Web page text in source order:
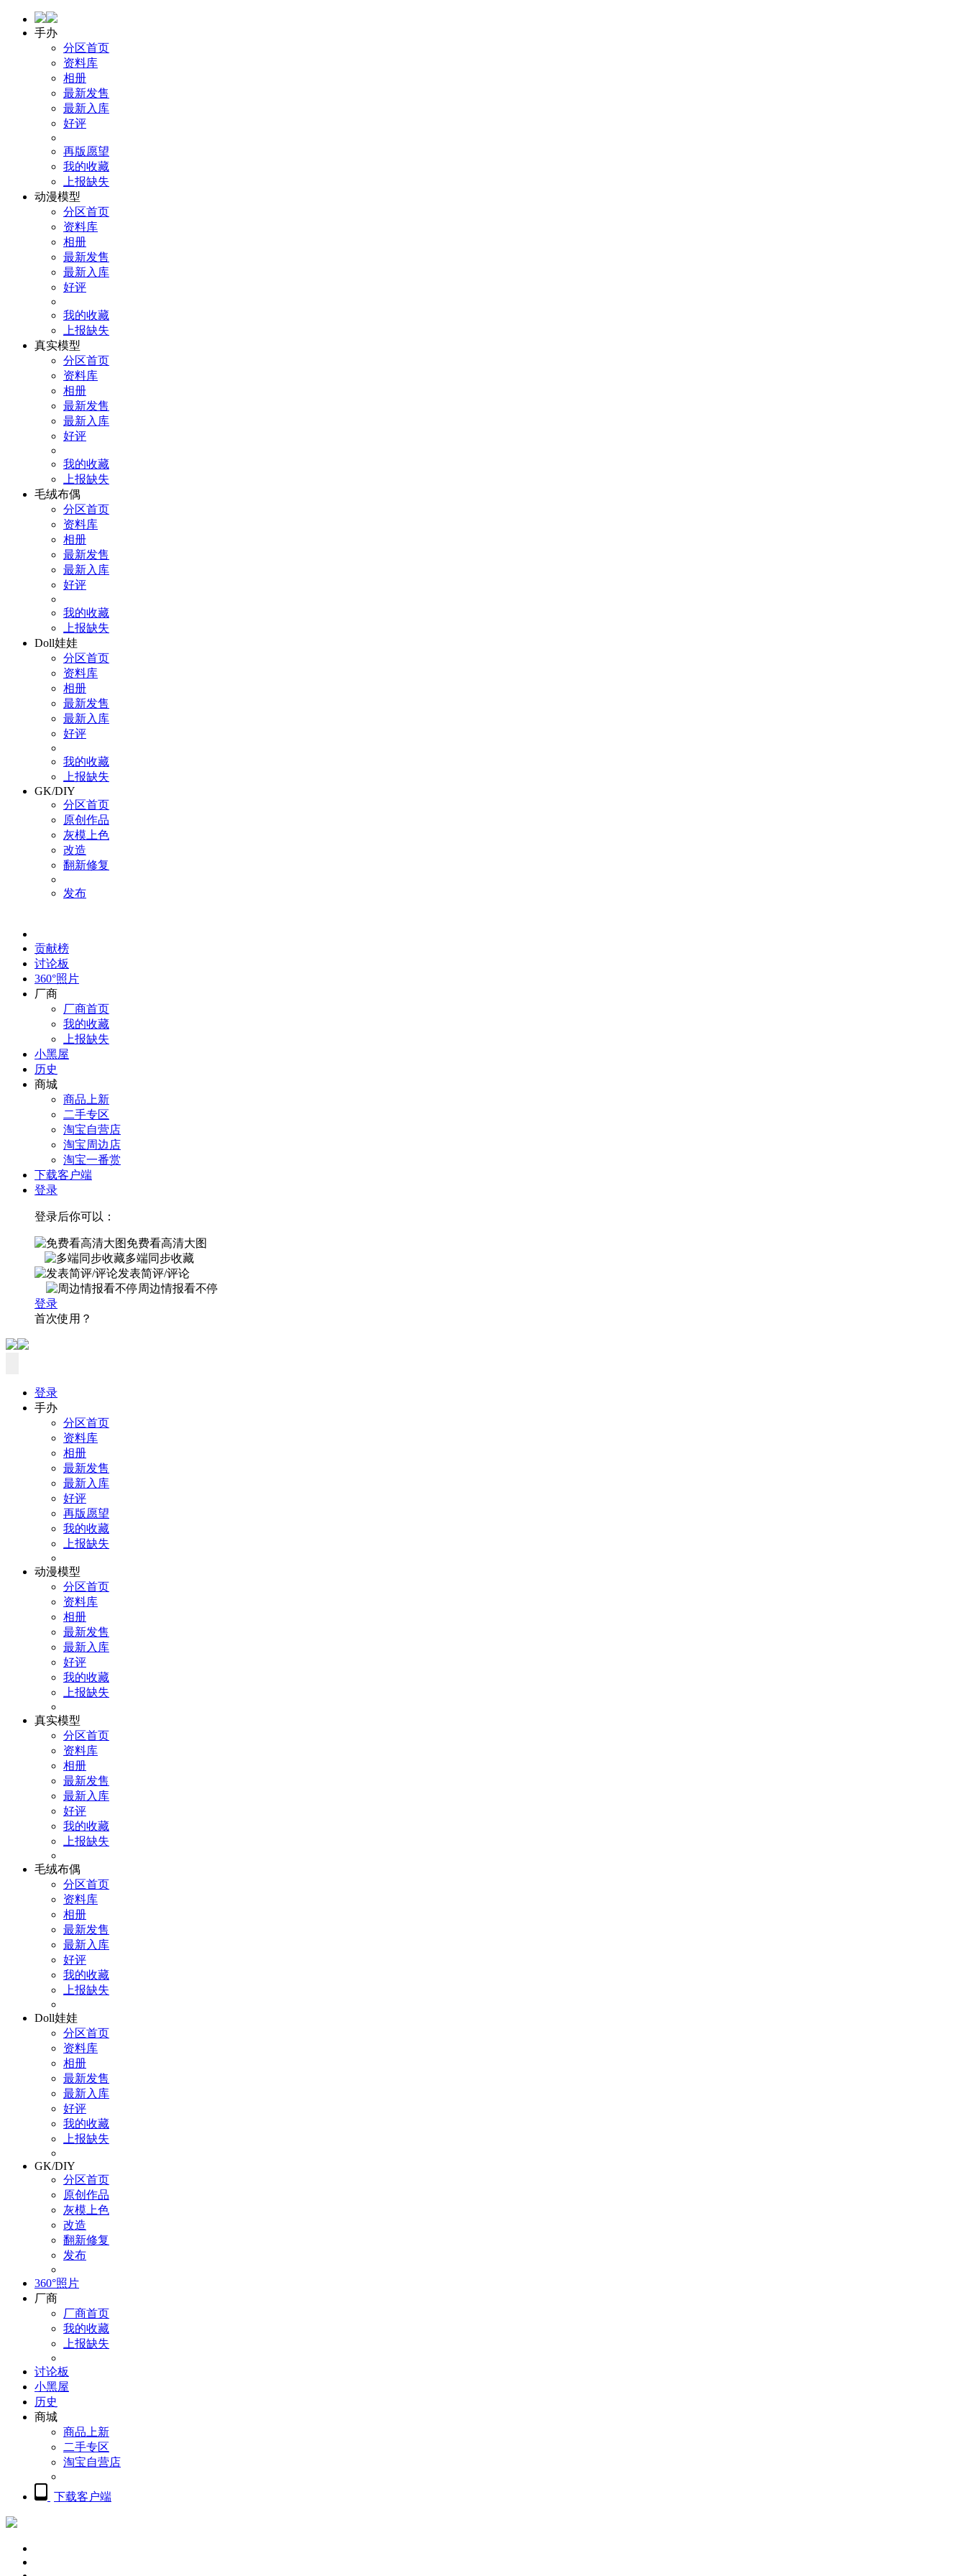
手办
分区首页
资料库
相册
最新发售
最新入库
好评
再版愿望
我的收藏
上报缺失
动漫模型
分区首页
资料库
相册
最新发售
最新入库
好评
我的收藏
上报缺失
真实模型
分区首页
资料库
相册
最新发售
最新入库
好评
我的收藏
上报缺失
毛绒布偶
分区首页
资料库
相册
最新发售
最新入库
好评
我的收藏
上报缺失
Doll娃娃
分区首页
资料库
相册
最新发售
最新入库
好评
我的收藏
上报缺失
GK/DIY
分区首页
原创作品
灰模上色
改造
翻新修复
发布
贡献榜
讨论板
360°照片
厂商
厂商首页
我的收藏
上报缺失
小黑屋
历史
商城
商品上新
二手专区
淘宝自营店
淘宝周边店
淘宝一番赏
下载客户端
登录
登录后你可以：
免费看高清大图
多端同步收藏
发表简评/评论
周边情报看不停
登录
首次使用？
登录
手办
分区首页
资料库
相册
最新发售
最新入库
好评
再版愿望
我的收藏
上报缺失
动漫模型
分区首页
资料库
相册
最新发售
最新入库
好评
我的收藏
上报缺失
真实模型
分区首页
资料库
相册
最新发售
最新入库
好评
我的收藏
上报缺失
毛绒布偶
分区首页
资料库
相册
最新发售
最新入库
好评
我的收藏
上报缺失
Doll娃娃
分区首页
资料库
相册
最新发售
最新入库
好评
我的收藏
上报缺失
GK/DIY
分区首页
原创作品
灰模上色
改造
翻新修复
发布
360°照片
厂商
厂商首页
我的收藏
上报缺失
讨论板
小黑屋
历史
商城
商品上新
二手专区
淘宝自营店
下载客户端